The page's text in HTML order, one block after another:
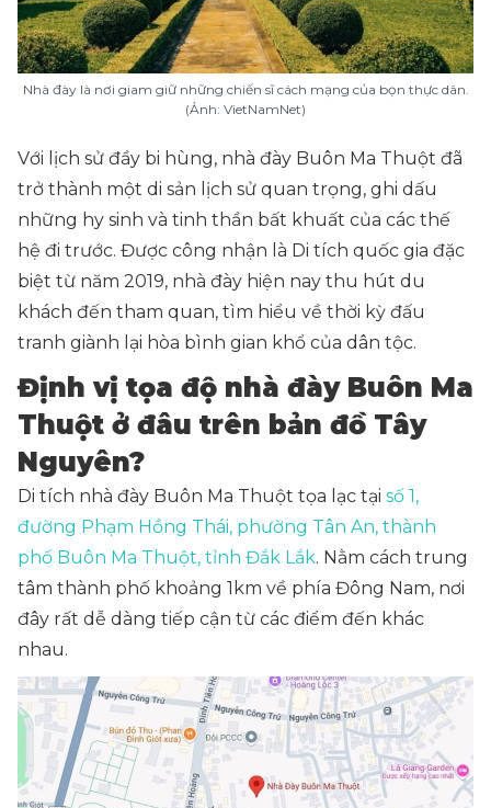
Nhà đày là nơi giam giữ những chiến sĩ cách mạng của bọn thực dân.
(Ảnh: VietNamNet)
Với lịch sử đầy bi hùng, nhà đày Buôn Ma Thuột đã
trở thành một di sản lịch sử quan trọng, ghi dấu
những hy sinh và tinh thần bất khuất của các thế
hệ đi trước. Được công nhận là Di tích quốc gia đặc
biệt từ năm 2019, nhà đày hiện nay thu hút du
khách đến tham quan, tìm hiểu về thời kỳ đấu
tranh giành lại hòa bình gian khổ của dân tộc.
Định vị tọa độ nhà đày Buôn Ma
Thuột ở đâu trên bản đồ Tây
Nguyên?
Di tích nhà đày Buôn Ma Thuột tọa lạc tại số 1,
đường Phạm Hồng Thái, phường Tân An, thành
phố Buôn Ma Thuột, tỉnh Đắk Lắk. Nằm cách trung
tâm thành phố khoảng 1km về phía Đông Nam, nơi
đây rất dễ dàng tiếp cận từ các điểm đến khác
nhau.